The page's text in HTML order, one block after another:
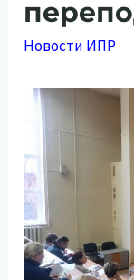
Новости ИПР